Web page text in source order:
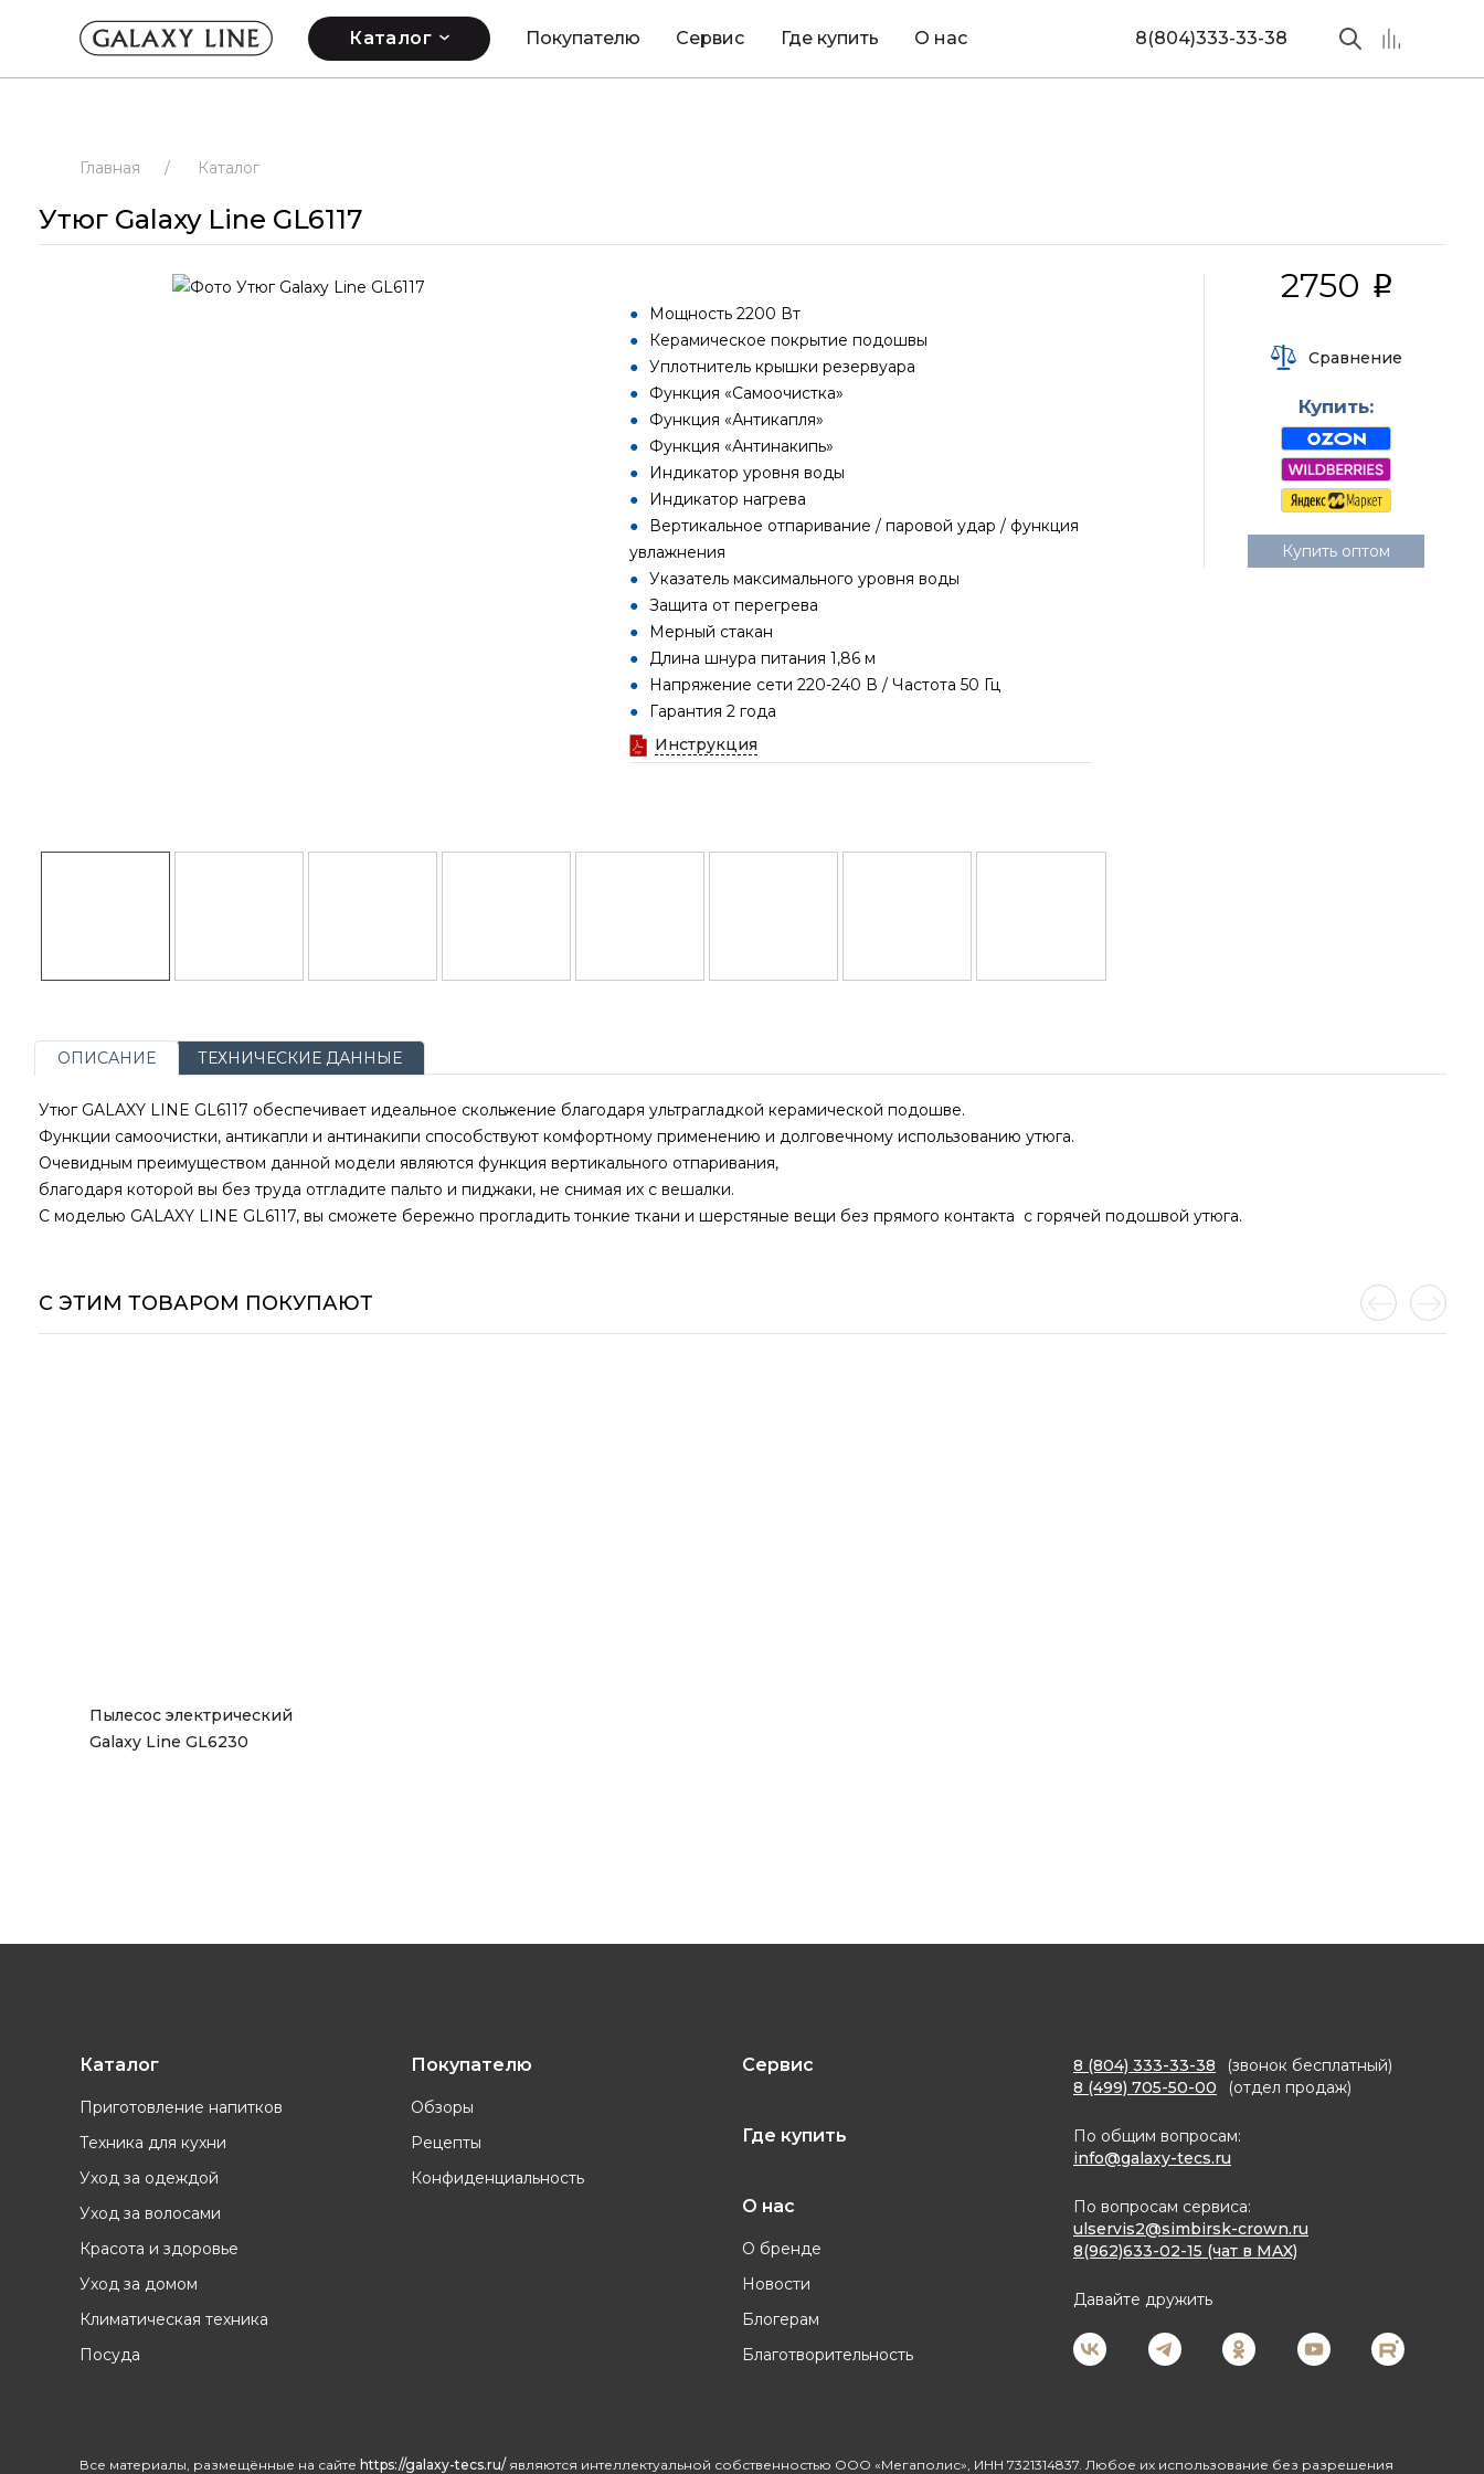
Каталог Покупателю Сервис Где купить О нас 8(804)333-33-38
Главная / Каталог
Утюг Galaxy Line GL6117
2750 i
Сравнение
Купить:
Купить оптом
Мощность 2200 Вт
Керамическое покрытие подошвы
Уплотнитель крышки резервуара
Функция «Самоочистка»
Функция «Антикапля»
Функция «Антинакипь»
Индикатор уровня воды
Индикатор нагрева
Вертикальное отпаривание / паровой удар / функция
увлажнения
Указатель максимального уровня воды
Защита от перегрева
Мерный стакан
Длина шнура питания 1,86 м
Напряжение сети 220-240 В / Частота 50 Гц
Гарантия 2 года
Инструкция
ОПИСАНИЕ ТЕХНИЧЕСКИЕ ДАННЫЕ
Утюг GALAXY LINE GL6117 обеспечивает идеальное скольжение благодаря ультрагладкой керамической подошве.
Функции самоочистки, антикапли и антинакипи способствуют комфортному применению и долговечному использованию утюга.
Очевидным преимуществом данной модели являются функция вертикального отпаривания,
благодаря которой вы без труда отгладите пальто и пиджаки, не снимая их с вешалки.
С моделью GALAXY LINE GL6117, вы сможете бережно прогладить тонкие ткани и шерстяные вещи без прямого контакта с горячей подошвой утюга.
С ЭТИМ ТОВАРОМ ПОКУПАЮТ
Пылесос электрический
Galaxy Line GL6230
Каталог
Приготовление напитков
Техника для кухни
Уход за одеждой
Уход за волосами
Красота и здоровье
Уход за домом
Климатическая техника
Посуда
Покупателю
Обзоры
Рецепты
Конфиденциальность
Сервис
Где купить
О нас
О бренде
Новости
Блогерам
Благотворительность
8 (804) 333-33-38
(звонок бесплатный)
8 (499) 705-50-00
(отдел продаж)
По общим вопросам:
info@galaxy-tecs.ru
По вопросам сервиса:
ulservis2@simbirsk-crown.ru
8(962)633-02-15 (чат в MAX)
Давайте дружить
Все материалы, размещённые на сайте https://galaxy-tecs.ru/ являются интеллектуальной собственностью ООО «Мегаполис», ИНН 7321314837. Любое их использование без разрешения